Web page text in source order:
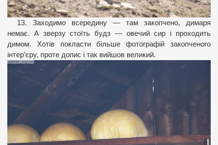
13. Заходимо всередину — там закопчено, димаря
немає. А зверзу стоїть будз — овечий сир і проходить
димом. Хотів покласти більше фотографій закопченого
інтер’єру, проте допис і так вийшов великий.